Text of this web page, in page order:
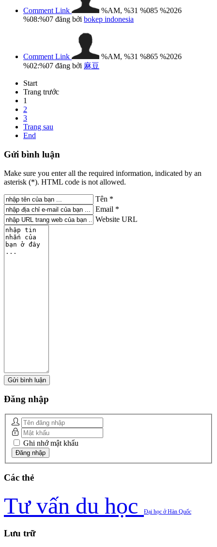
Comment Link
%AM, %31 %085 %2026
%08:%07 đăng bởi bokep indonesia
Comment Link
%AM, %31 %865 %2026
%02:%07 đăng bởi 麻豆
Start
Trang trước
1
2
3
Trang sau
End
Gửi bình luận
Make sure you enter all the required information, indicated by an
asterisk (*). HTML code is not allowed.
Tên *
Email *
Website URL
Đăng nhập
Ghi nhớ mật khẩu
Các thẻ
Tư vấn du học Đại học ở Hàn Quốc
Lưu trữ